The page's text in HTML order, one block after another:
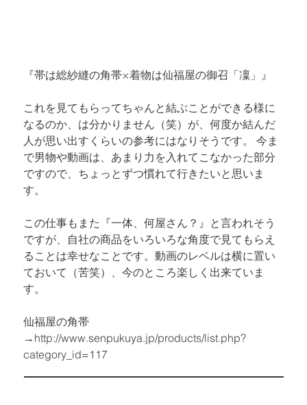
『帯は総紗縫の角帯×着物は仙福屋の御召「凜」』
これを見てもらってちゃんと結ぶことができる様に
なるのか、は分かりません（笑）が、何度か結んだ
人が思い出すくらいの参考にはなりそうです。 今ま
で男物や動画は、あまり力を入れてこなかった部分
ですので、ちょっとずつ慣れて行きたいと思いま
す。
この仕事もまた『一体、何屋さん？』と言われそう
ですが、自社の商品をいろいろな角度で見てもらえ
ることは幸せなことです。動画のレベルは横に置い
ておいて（苦笑）、今のところ楽しく出来ていま
す。
仙福屋の角帯
→ http://www.senpukuya.jp/products/list.php?
category_id=117